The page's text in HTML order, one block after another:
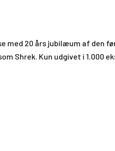
med 20 års jubilæum af den
Shrek. Kun udgivet i 1.000